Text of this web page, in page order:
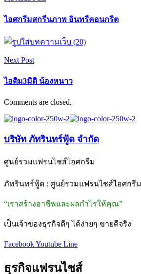
ไอศกรีมสกรีนภาพ อินทรีคอนกรีต
Next Post
ไอติม3มิติ น้องหนาว
Comments are closed.
บริษัท ภัทรินทร์ฟู้ด จำกัด
ศูนย์รวมแฟรนไชส์ไอศกรีม
ภัทรินทร์ฟู้ด : ศูนย์รวมแฟรนไชส์ไอศกรีม
“เราสร้างอาชีพและผลกำไรให้คุณ”
เป็นเจ้าของธุรกิจดีๆ ได้ง่ายๆ ขายดีจริง
FacebookYoutube Line
ธุรกิจแฟรนไชส์